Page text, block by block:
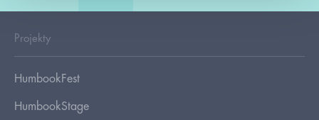
Projekty
HumbookFest
HumbookStage